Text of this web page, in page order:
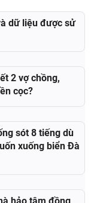
dữ liệu được sử
2 vợ chồng,
cọc?
sót 8 tiếng dù
xuống biển Đà